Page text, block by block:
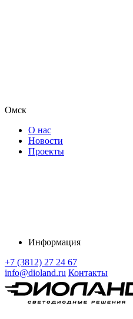
Омск
О нас
Новости
Проекты
Информация
+7 (3812) 27 24 67
info@dioland.ru Контакты